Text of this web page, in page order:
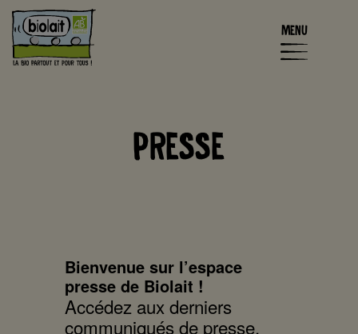
MENU
PRESSE
Bienvenue sur l’espace
presse de Biolait !
Accédez aux derniers
communiqués de presse,